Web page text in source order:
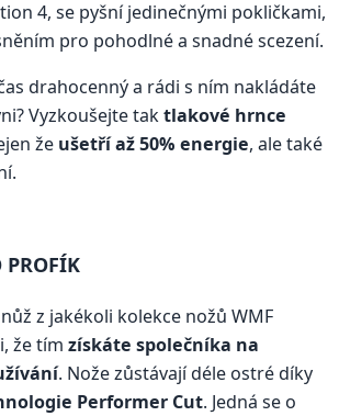
4, se pyšní jedinečnými pokličkami,
pro pohodlné a snadné scezení.
drahocenný a rádi s ním nakládáte
Vyzkoušejte taktlakové hrnce
že ušetří až 50% energie, ale také
PROFÍK
z jakékoli kolekce nožů WMF
že tím získáte společníka na
. Nože zůstávají déle ostré díky
Performer Cut. Jedná se o